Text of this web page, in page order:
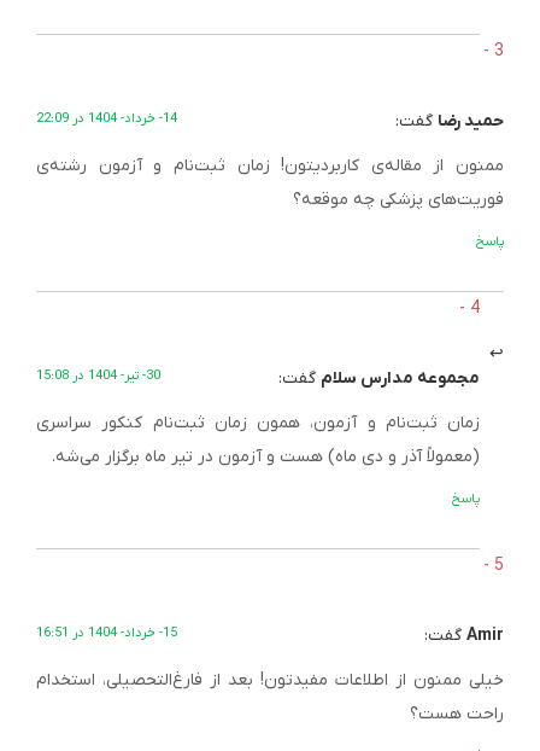
حمید رضا گفت: 14- خرداد- 1404 در 22:09
ممنون از مقاله‌ی کاربردیتون! زمان ثبت‌نام و آزمون رشته‌ی
فوریت‌های پزشکی چه موقعه؟
پاسخ
مجموعه مدارس سلام گفت: 30- تیر- 1404 در 15:08
زمان ثبت‌نام و آزمون، همون زمان ثبت‌نام کنکور سراسری
(معمولاً آذر و دی ماه) هست و آزمون در تیر ماه برگزار می‌شه.
پاسخ
Amir گفت: 15- خرداد- 1404 در 16:51
خیلی ممنون از اطلاعات مفیدتون! بعد از فارغ‌التحصیلی، استخدام
راحت هست؟